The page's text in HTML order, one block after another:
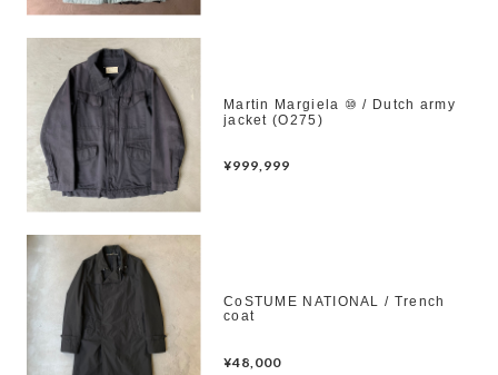
Martin Margiela ⑩ / Dutch army
jacket (O275)
¥999,999
CoSTUME NATIONAL / Trench
coat
¥48,000